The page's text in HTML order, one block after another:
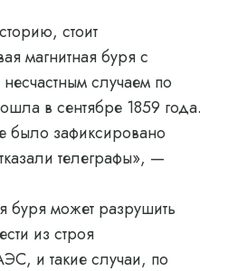
стоит
магнитная буря с
случаем по
в сентябре 1859 года.
было зафиксировано
телеграфы», —
буря может разрушить
из строя
и такие случаи, по